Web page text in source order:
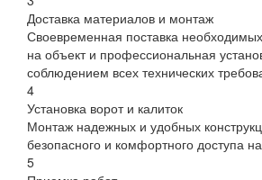
Доставка материалов и монтаж
Своевременная поставка
на объект и профессиональная
соблюдением всех технических
4
Установка ворот и калиток
Монтаж надежных и удобных
безопасного и комфортного доступа
5